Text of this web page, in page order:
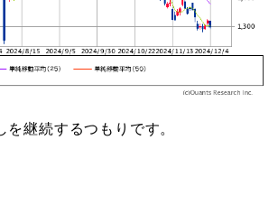
を継続するつもりです。